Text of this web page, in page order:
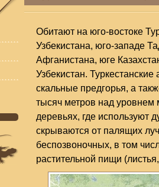
Обитают на юго-востоке
Узбекистана, юго-западе
Афганистана, юге
Узбекистан.
скальные предгорья, а
тысяч метров над уровнем
деревьях, где используют
скрываются от палящих
беспозвоночных, в том
растительной пищи